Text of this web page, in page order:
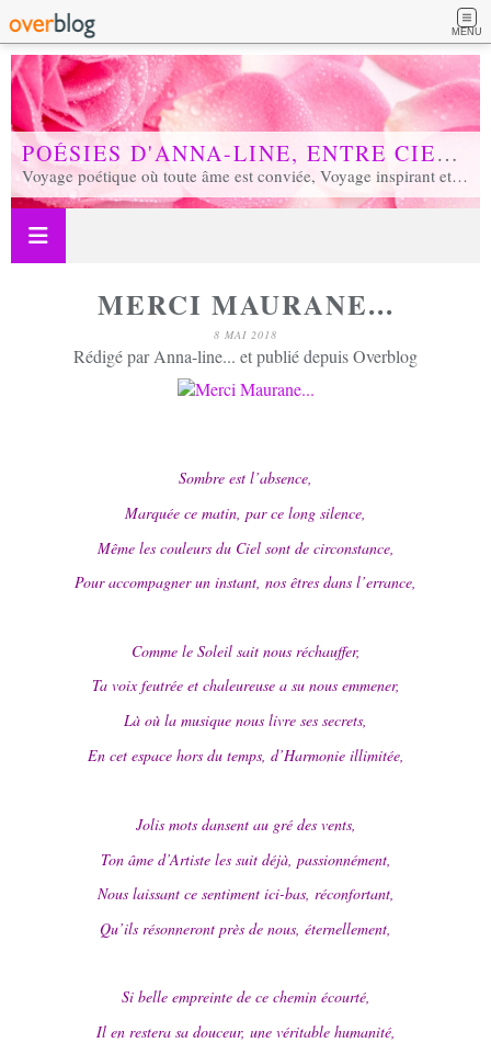
MENU
POÉSIES D'ANNA-LINE, ENTRE CIEL ET TERRE...
Voyage poétique où toute âme est conviée, Voyage inspirant et inspiré, Voyage en soi et d'unité, Voyage au coeur de notre réalité...
MERCI MAURANE...
8 MAI 2018
Rédigé par Anna-line... et publié depuis Overblog
Sombre est l’absence,
Marquée ce matin, par ce long silence,
Même les couleurs du Ciel sont de circonstance,
Pour accompagner un instant, nos êtres dans l’errance,
Comme le Soleil sait nous réchauffer,
Ta voix feutrée et chaleureuse a su nous emmener,
Là où la musique nous livre ses secrets,
En cet espace hors du temps, d’Harmonie illimitée,
Jolis mots dansent au gré des vents,
Ton âme d’Artiste les suit déjà, passionnément,
Nous laissant ce sentiment ici-bas, réconfortant,
Qu’ils résonneront près de nous, éternellement,
Si belle empreinte de ce chemin écourté,
Il en restera sa douceur, une véritable humanité,